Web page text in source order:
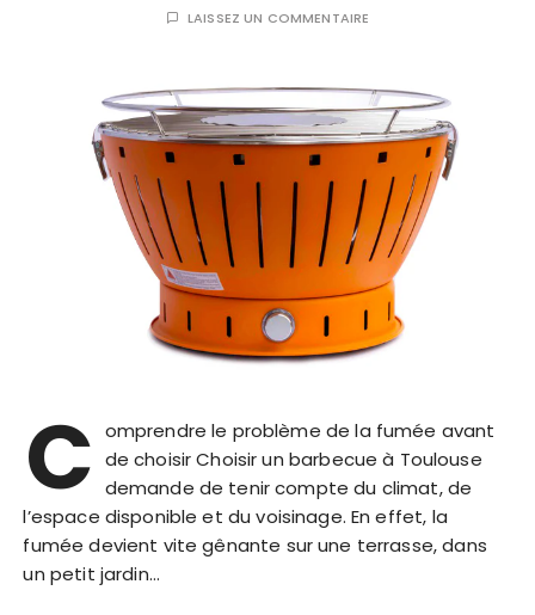
LAISSEZ UN COMMENTAIRE
C omprendre le problème de la fumée avant
de choisir Choisir un barbecue à Toulouse
demande de tenir compte du climat, de
l’espace disponible et du voisinage. En effet, la
fumée devient vite gênante sur une terrasse, dans
un petit jardin…